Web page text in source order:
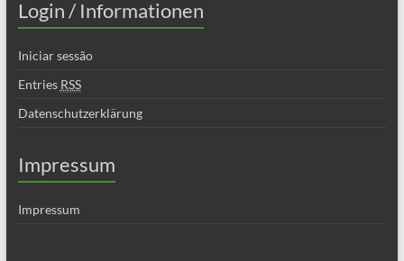
Login / Informationen
Iniciar sessão
Entries RSS
Datenschutzerklärung
Impressum
Impressum